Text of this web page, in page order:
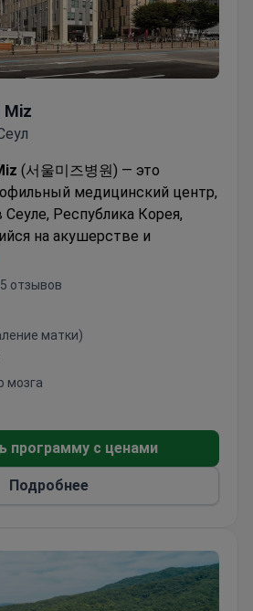
Miz
(서울미즈병원) — это
медицинский центр,
Республика Корея,
на акушерстве и
медицине и
и медицинских
кист яичников и миом
5 000 операций по лечению
использованием метода
принимает только взрослых
200 000 пациентов ежегодно.
выбором среди
СНГ, Азии, США, Канады и
5 отзывов
матки)
мозга
программу с ценами
Подробнее